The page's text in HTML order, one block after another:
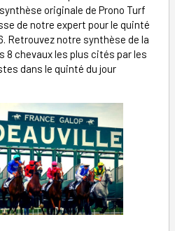
originale de Prono Turf
de notre expert pour le quinté
Retrouvez notre synthèse de la
8 chevaux les plus cités par les
dans le quinté du jour